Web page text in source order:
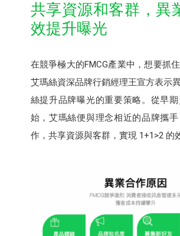
共享資源和客群，異
效提升曝光
在競爭極大的FMCG產業中，想要抓
艾瑪絲資深品牌行銷經理王宣方表示
絲提升品牌曝光的重要策略。從早
始，艾瑪絲便與理念相近的品牌攜
作，共享資源與客群，實現 1+1>2 的